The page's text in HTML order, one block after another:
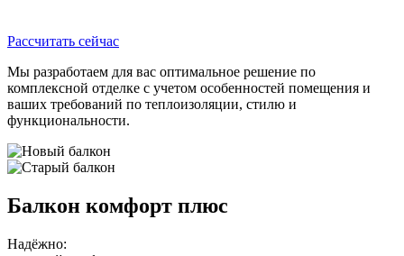
Рассчитать сейчас
Мы разработаем для вас оптимальное решение по
комплексной отделке с учетом особенностей помещения и
ваших требований по теплоизоляции, стилю и
функциональности.
Балкон комфорт плюс
Надёжно: